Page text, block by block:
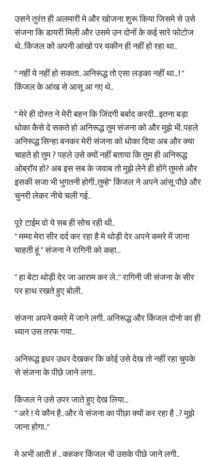
उसने तुरंत ही अलमारी मे और खोजना शुरू किया जिसमे से उसे
संजना कि डायरी मिली और उसमे उन दोनों के कई सारे फोटोज
थे.. किंजल को अपनी आंखो पर यकीन ही नहीं हो रहा था..
" नहीं ये नहीं हो सकता.. अनिरूद्ध तो एसा लड़का नहीं था...! "
किंजल के आंख से आसू आ गए थे..
" मेरे ही दोस्त ने मेरी बहन कि जिंदगी बर्बाद करदी... इतना बड़ा
धोका कैसे दे सकते हो अनिरूद्ध तुम संजना को और मुझे भी..पहले
अनिरूद्ध सिन्हा बनकर मेरी संजना को धोका दिया अब और क्या
चाहते हो तुम ? पहले उसे क्यों नहीं बताया कि तुम ही अनिरूद्ध
ओब्रॉय हो? अब इस सब के जवाब तो मुझे लेने ही होंगे तुमसे और
इसकी सजा भी भुगतनी होगी..तुम्हे" किंजल ने अपने आंसू पौछे और
चुनरी लेकर नीचे चली गई..
पूरे टाईम वो ये सब ही सोच रही थी..
" मम्मा मेरा सीर दर्द कर रहा है मे थोड़ी देर अपने कमरे में जाना
चाहती हूं " संजना ने रागिनी को कहा...
" हा बेटा थोड़ी देर जा आराम कर ले.." रागिनी जी संजना के सीर
पर हाथ रखते हुए बोली..
संजना अपने कमरे में जाने लगी.. अनिरूद्ध और किंजल दोनो का ही
ध्यान उस तरफ गया..
अनिरूद्ध इधर उधर देखकर कि कोई उसे देख तो नहीं रहा चुपके
से संजना के पीछे जाने लगा..
किंजल ने उसे उपर जाते हुए देख लिया...
" अरे ! ये कौन है.. और ये संजना का पीछा क्यों कर रहा है ..? मुझे
जाना होगा.."